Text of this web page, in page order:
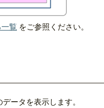
覧 をご参照ください。
ータを表示します。